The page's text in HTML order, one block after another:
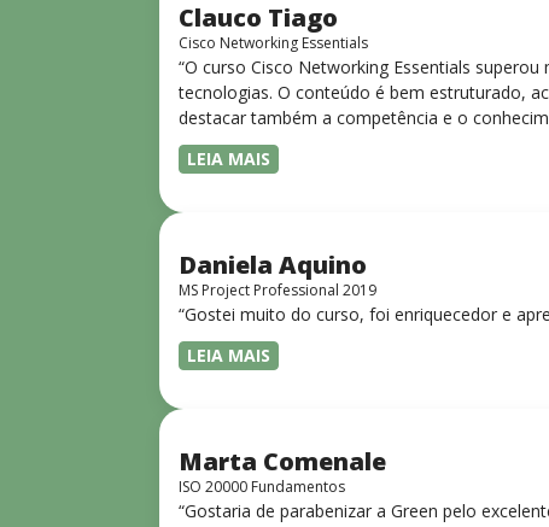
Clauco Tiago
Cisco Networking Essentials
“O curso Cisco Networking Essentials
tecnologias. O conteúdo é bem estruturado,
destacar também a competência e o
complexos de forma clara e objetiva. Sua
desejam iniciar ou aprofundar seus
LEIA MAIS
Daniela Aquino
MS Project Professional 2019
“Gostei muito do curso, foi enriquecedor e
LEIA MAIS
Marta Comenale
ISO 20000 Fundamentos
“Gostaria de parabenizar a Green pelo